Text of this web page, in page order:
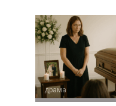
драма